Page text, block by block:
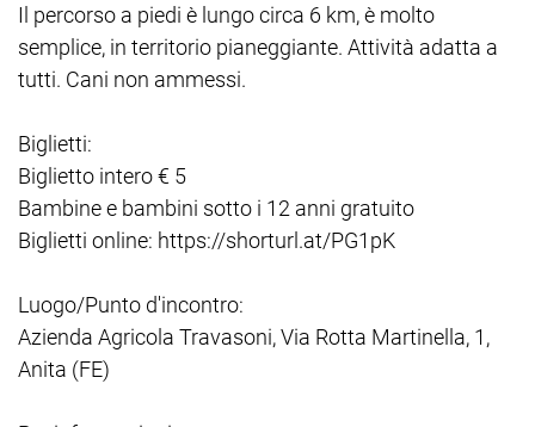
Il percorso a piedi è lungo circa 6 km, è molto
semplice, in territorio pianeggiante. Attività adatta a
tutti. Cani non ammessi.
Biglietti:
Biglietto intero € 5
Bambine e bambini sotto i 12 anni gratuito
Biglietti online: https://shorturl.at/PG1pK
Luogo/Punto d'incontro:
Azienda Agricola Travasoni, Via Rotta Martinella, 1,
Anita (FE)